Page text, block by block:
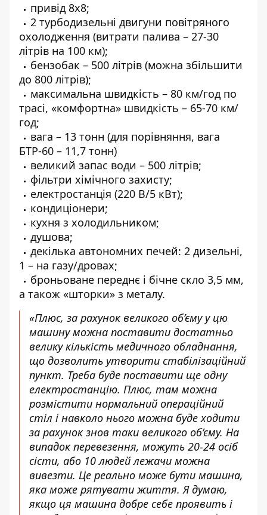
привід 8х8;
2 турбодизельні двигуни повітряного
охолодження (витрати палива – 27-30
літрів на 100 км);
бензобак – 500 літрів (можна збільшити
до 800 літрів);
максимальна швидкість – 80 км/год по
трасі, «комфортна» швидкість – 65-70 км/
год;
вага – 13 тонн (для порівняння, вага
БТР-60 – 11,7 тонн)
великий запас води – 500 літрів;
фільтри хімічного захисту;
електростанція (220 В/5 кВт);
кондиціонери;
кухня з холодильником;
душова;
декілька автономних печей: 2 дизельні,
1 – на газу/дровах;
броньоване переднє і бічне скло 3,5 мм,
а також «шторки» з металу.
«Плюс, за рахунок великого об’єму у цю
машину можна поставити достатньо
велику кількість медичного обладнання,
що дозволить утворити стабілізаційний
пункт. Треба буде поставити ще одну
електростанцію. Плюс, там можна
розмістити нормальний операційний
стіл і навколо нього можна буде ходити
за рахунок знов таки великого об’єму. На
випадок перевезення, можуть 20-24 осіб
сісти, або 10 людей лежачи можна
вивезти. Це реально може бути машина,
яка може рятувати життя. Я думаю,
якщо ця машина добре себе проявить і